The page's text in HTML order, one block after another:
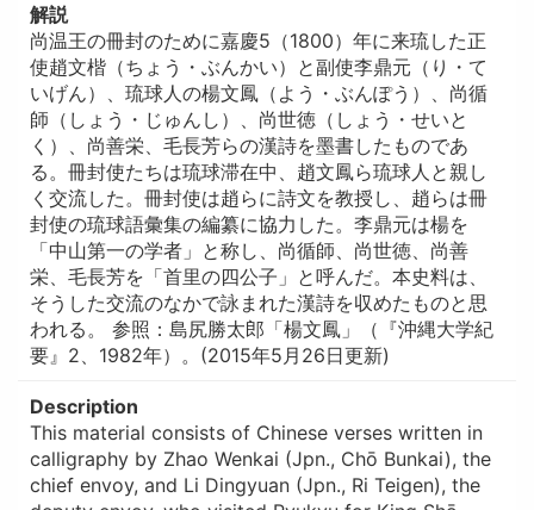
解説
尚温王の冊封のために嘉慶5（1800）年に来琉した正
使趙文楷（ちょう・ぶんかい）と副使李鼎元（り・て
いげん）、琉球人の楊文鳳（よう・ぶんぽう）、尚循
師（しょう・じゅんし）、尚世徳（しょう・せいと
く）、尚善栄、毛長芳らの漢詩を墨書したものであ
る。冊封使たちは琉球滞在中、趙文鳳ら琉球人と親し
く交流した。冊封使は趙らに詩文を教授し、趙らは冊
封使の琉球語彙集の編纂に協力した。李鼎元は楊を
「中山第一の学者」と称し、尚循師、尚世徳、尚善
栄、毛長芳を「首里の四公子」と呼んだ。本史料は、
そうした交流のなかで詠まれた漢詩を収めたものと思
われる。 参照：島尻勝太郎「楊文鳳」（『沖縄大学紀
要』2、1982年）。(2015年5月26日更新)
Description
This material consists of Chinese verses written in
calligraphy by Zhao Wenkai (Jpn., Chō Bunkai), the
chief envoy, and Li Dingyuan (Jpn., Ri Teigen), the